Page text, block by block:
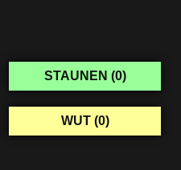
STAUNEN (0)
WUT (0)